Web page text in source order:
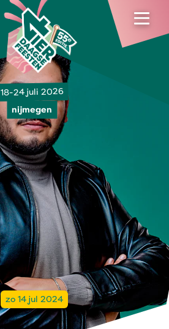
18-24 juli 2026
nijmegen
zo 14 jul 2024